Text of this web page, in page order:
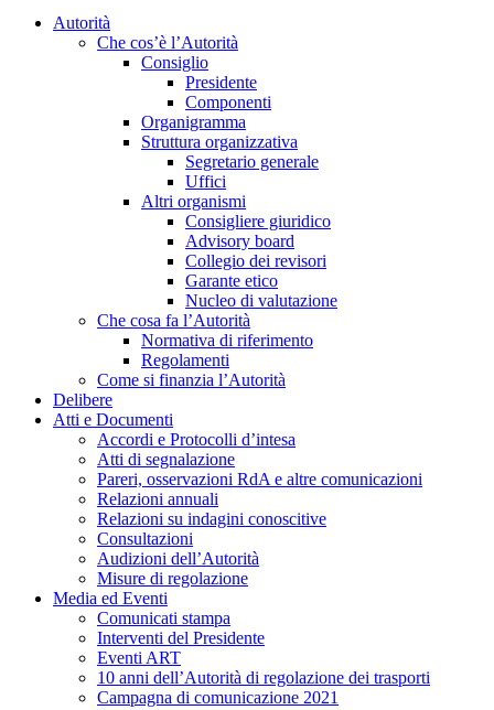
Autorità
Che cos’è l’Autorità
Consiglio
Presidente
Componenti
Organigramma
Struttura organizzativa
Segretario generale
Uffici
Altri organismi
Consigliere giuridico
Advisory board
Collegio dei revisori
Garante etico
Nucleo di valutazione
Che cosa fa l’Autorità
Normativa di riferimento
Regolamenti
Come si finanzia l’Autorità
Delibere
Atti e Documenti
Accordi e Protocolli d’intesa
Atti di segnalazione
Pareri, osservazioni RdA e altre comunicazioni
Relazioni annuali
Relazioni su indagini conoscitive
Consultazioni
Audizioni dell’Autorità
Misure di regolazione
Media ed Eventi
Comunicati stampa
Interventi del Presidente
Eventi ART
10 anni dell’Autorità di regolazione dei trasporti
Campagna di comunicazione 2021